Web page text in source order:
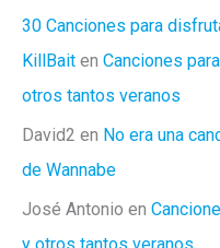
30 Canciones para
KillBait en Canciones
otros tantos veranos
David2 en No era una
de Wannabe
José Antonio en